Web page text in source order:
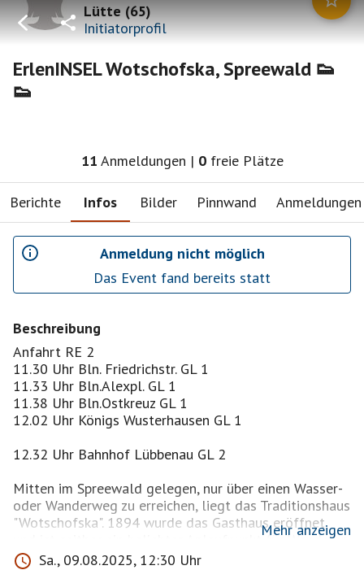
Lütte(65)
Initiatorprofil
ErlenINSEL Wotschofska, Spreewald 👟
👟
11 Anmeldungen | 0 freie Plätze
Berichte Infos Bilder Pinnwand Anmeldungen
Anmeldung nicht möglich
Das Event fand bereits statt
Beschreibung
Anfahrt RE 2
11.30 Uhr Bln. Friedrichstr. GL 1
11.33 Uhr Bln.Alexpl. GL 1
11.38 Uhr Bln.Ostkreuz GL 1
12.02 Uhr Königs Wusterhausen GL 1
12.32 Uhr Bahnhof Lübbenau GL 2
Mitten im Spreewald gelegen, nur über einen Wasser-
oder Wanderweg zu erreichen, liegt das Traditionshaus
"Wotschofska". 1894 wurde das Gasthaus eröffnet
und ist seither ein beliebter Anlaufpunkt für Wanderer
und Wasserwanderer.
Mehr anzeigen
Sa., 09.08.2025, 12:30 Uhr